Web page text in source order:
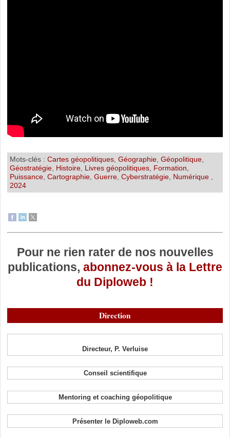
Mots-clés : Cartes géopolitiques, Géographie, Géopolitique,
Géostratégie, Histoire, Livres géopolitiques, Formation,
Puissance, Cartographie, Guerre, Cyberstratégie, Numérique ,
2024
Pour ne rien rater de nos nouvelles
publications, abonnez-vous à la Lettre
du Diploweb !
Direction
Directeur, P. Verluise
Conseil scientifique
Mentoring et coaching géopolitique
Présenter le Diploweb.com